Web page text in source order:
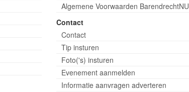
Algemene Voorwaarden BarendrechtNU
Contact
Contact
Tip insturen
Foto('s) insturen
Evenement aanmelden
Informatie aanvragen adverteren